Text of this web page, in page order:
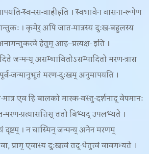
स्व-रस-वाहीइति । स्वभावेन वासना-रूपेण
। कृमेर् अपि जात-मात्रस्य दुःख-बहुलस्य
हेतुम् आह–प्रत्यक्ष- इति ।
जन्मन्य् असम्भावितोऽसम्पादितो मरण-त्रास
जन्मानुभूतं मरण-दुःखम् अनुमापयति ।
एव हि बालको मारक-वस्तु-दर्शनाद् वेपमानः
प्रत्यासत्तिस् ततो बिभ्यद् उपलभ्यते ।
। न चास्मिन् जन्मन्य् अनेन मरणम्
, प्राग् एवास्य दुःखत्वं तद्-धेतुत्वं वावगम्यते ।